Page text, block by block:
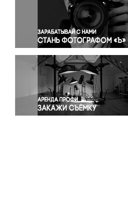
Политика
Правосудие
Происшествия и конфликты
Религия
Светская жизнь
Спорт
Экология
Экономика и бизнес